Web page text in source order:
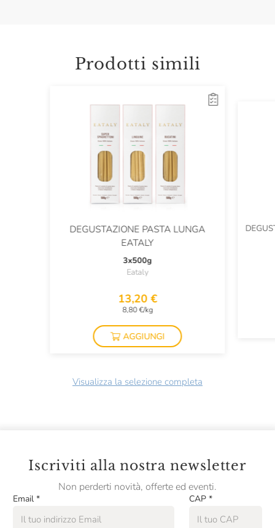
Prodotti simili
DEGUSTAZIONE PASTA LUNGA
EATALY
3x500g
Eataly
13,20 €
8,80 €/kg
AGGIUNGI
Visualizza la selezione completa
Iscriviti alla nostra newsletter
Non perderti novità, offerte ed eventi.
Email * CAP *